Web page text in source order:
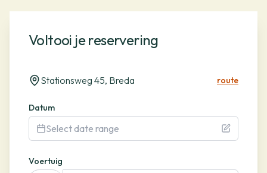
Voltooi je reservering
Stationsweg 45, Breda route
Datum
Select date range
Voertuig